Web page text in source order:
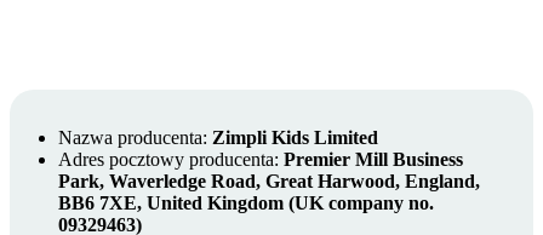
Nazwa producenta: Zimpli Kids Limited
Adres pocztowy producenta: Premier Mill Business
Park, Waverledge Road, Great Harwood, England,
BB6 7XE, United Kingdom (UK company no.
09329463)